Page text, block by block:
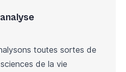
toutes sortes de
de la vie